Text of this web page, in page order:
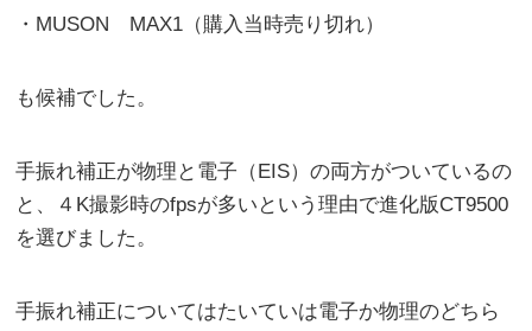
・MUSON MAX1（購入当時売り切れ）
も候補でした。
手振れ補正が物理と電子（EIS）の両方がついているの
と、４K撮影時のfpsが多いという理由で進化版CT9500
を選びました。
手振れ補正についてはたいていは電子か物理のどちら